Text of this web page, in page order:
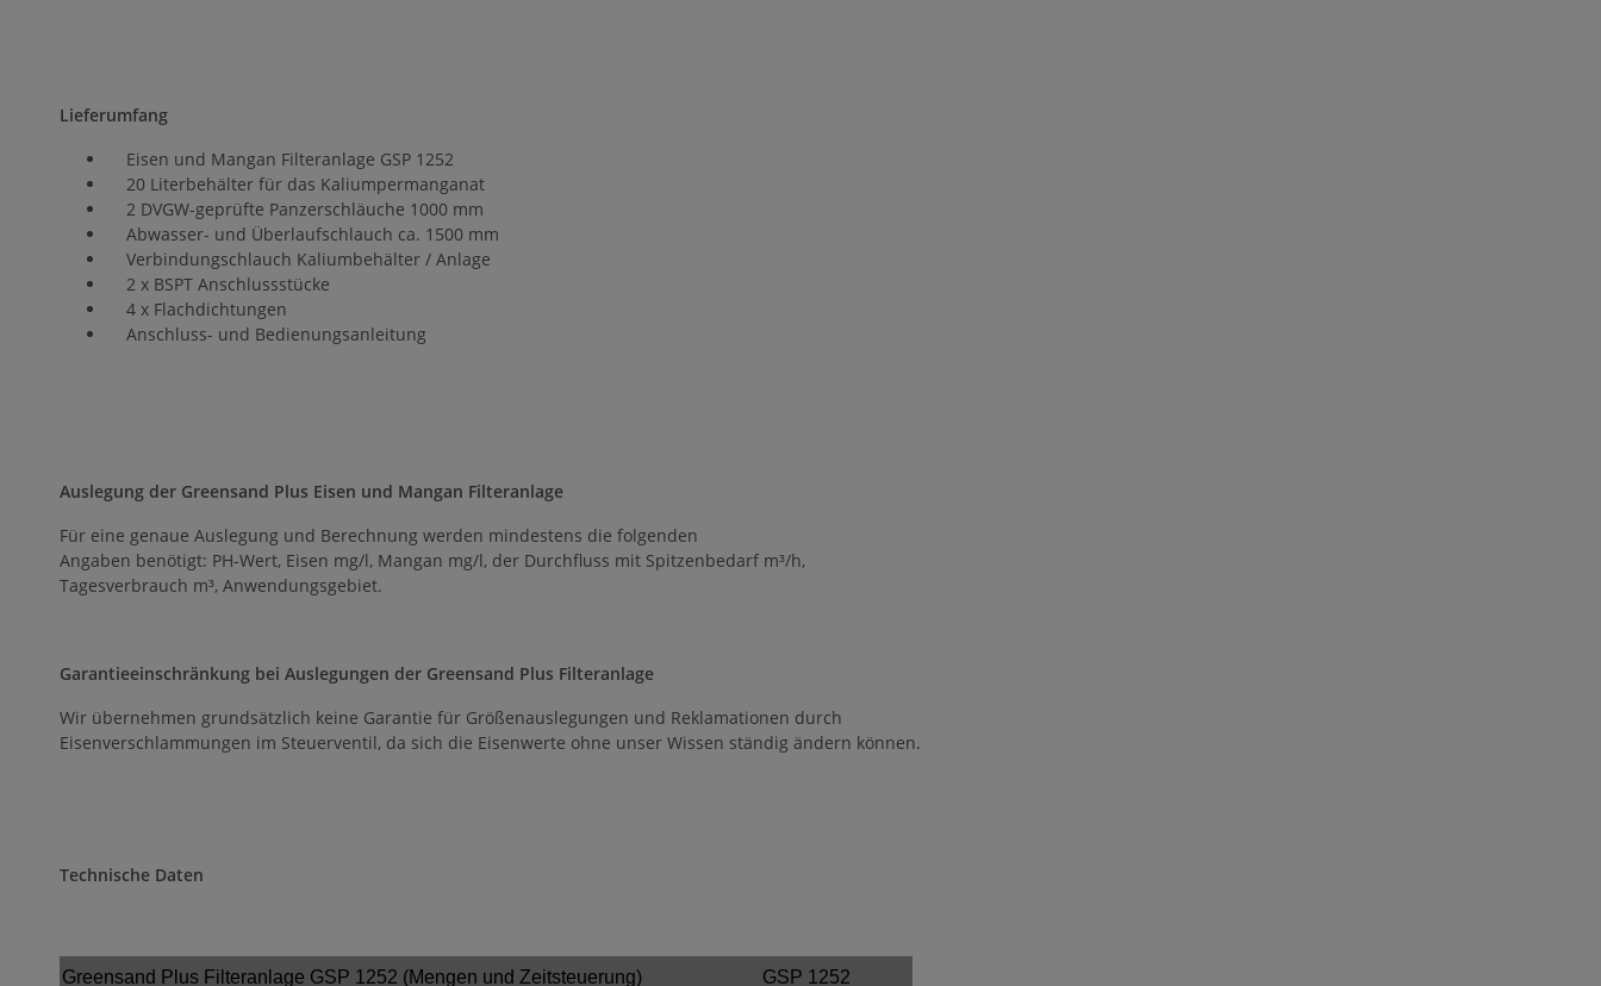
Lieferumfang
Eisen und Mangan Filteranlage GSP 1252
20 Literbehälter für das Kaliumpermanganat
2 DVGW-geprüfte Panzerschläuche 1000 mm
Abwasser- und Überlaufschlauch ca. 1500 mm
Verbindungschlauch Kaliumbehälter / Anlage
2 x BSPT Anschlussstücke
4 x Flachdichtungen
Anschluss- und Bedienungsanleitung
Auslegung der Greensand Plus Eisen und Mangan Filteranlage
Für eine genaue Auslegung und Berechnung werden mindestens die folgenden
Angaben benötigt: PH-Wert, Eisen mg/l, Mangan mg/l, der Durchfluss mit Spitzenbedarf m³/h,
Tagesverbrauch m³, Anwendungsgebiet.
Garantieeinschränkung bei Auslegungen der Greensand Plus Filteranlage
Wir übernehmen grundsätzlich keine Garantie für Größenauslegungen und Reklamationen durch
Eisenverschlammungen im Steuerventil, da sich die Eisenwerte ohne unser Wissen ständig ändern können.
Technische Daten
Greensand Plus Filteranlage GSP 1252 (Mengen und Zeitsteuerung) GSP 1252